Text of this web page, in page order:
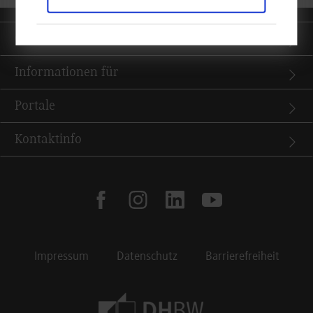
Informationen für
Portale
Kontaktinfo
facebookinstagramlinkedinyoutube
Impressum Datenschutz Barrierefreiheit